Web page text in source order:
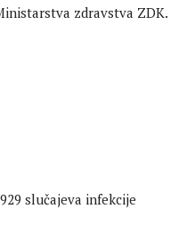
zdravstva ZDK.
slučajeva infekcije